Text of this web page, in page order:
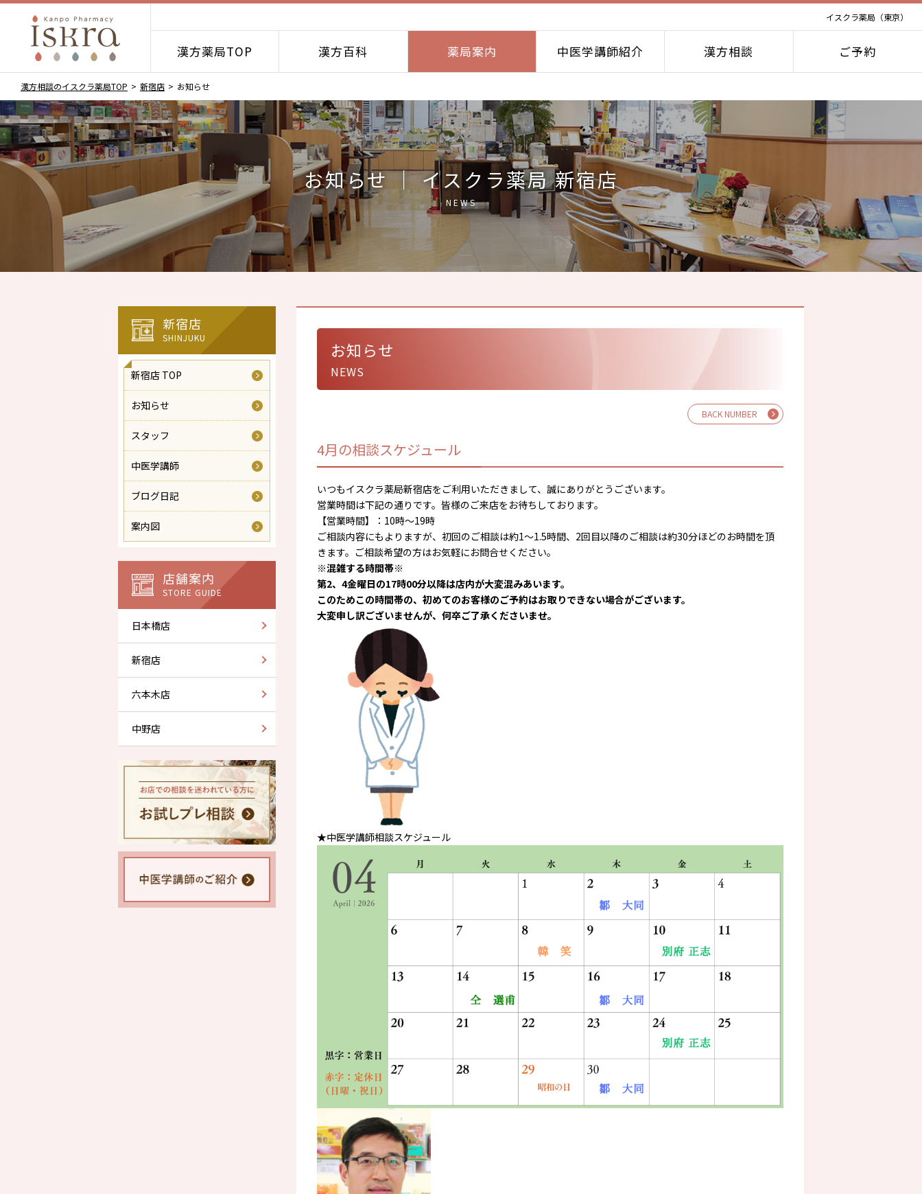
イスクラ薬局（東京）
漢方薬局TOP 漢方百科 薬局案内 中医学講師紹介 漢方相談 ご予約
漢方相談のイスクラ薬局TOP 新宿店 お知らせ
お知らせ ｜ イスクラ薬局 新宿店
NEWS
お知らせ
NEWS
BACK NUMBER
4月の相談スケジュール
いつもイスクラ薬局新宿店をご利用いただきまして、誠にありがとうございます。
営業時間は下記の通りです。皆様のご来店をお待ちしております。
【営業時間】：10時～19時
ご相談内容にもよりますが、初回のご相談は約1～1.5時間、2回目以降のご相談は約30分ほどのお時間を頂
きます。ご相談希望の方はお気軽にお問合せください。
※混雑する時間帯※
第2、4金曜日の17時00分以降は店内が大変混みあいます。
このためこの時間帯の、初めてのお客様のご予約はお取りできない場合がございます。
大変申し訳ございませんが、何卒ご了承くださいませ。
★中医学講師相談スケジュール
新宿店
SHINJUKU
新宿店 TOP
お知らせ
スタッフ
中医学講師
ブログ日記
案内図
店舗案内
STORE GUIDE
日本橋店
新宿店
六本木店
中野店